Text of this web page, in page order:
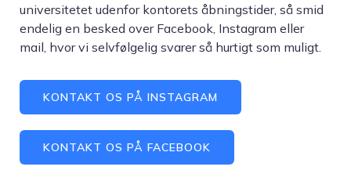
universitetet udenfor kontorets åbningstider, så smid
endelig en besked over Facebook, Instagram eller
mail, hvor vi selvfølgelig svarer så hurtigt som muligt.
KONTAKT OS PÅ INSTAGRAM
KONTAKT OS PÅ FACEBOOK